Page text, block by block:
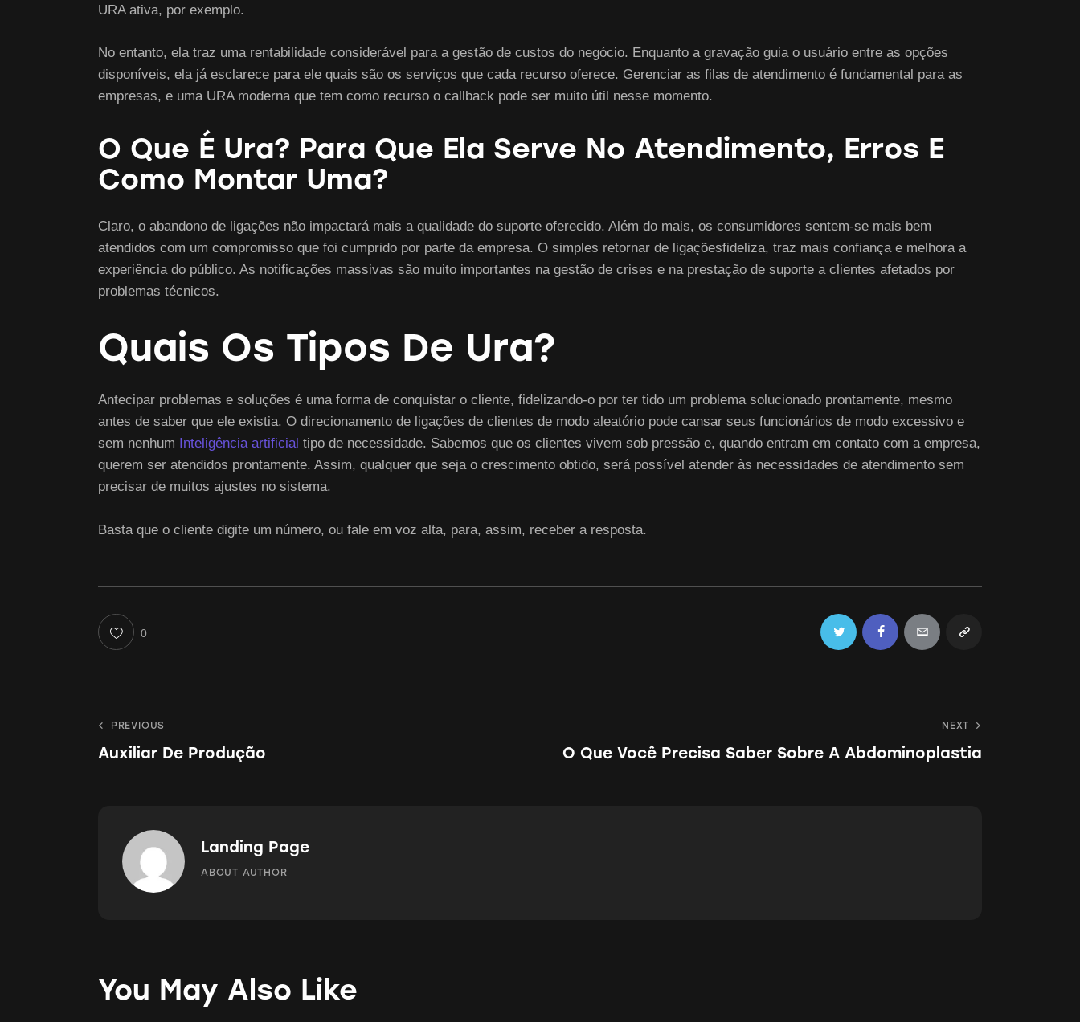
URA ativa, por exemplo.
No entanto, ela traz uma rentabilidade considerável para a gestão de custos do negócio. Enquanto a gravação guia o usuário entre as opções
disponíveis, ela já esclarece para ele quais são os serviços que cada recurso oferece. Gerenciar as filas de atendimento é fundamental para as
empresas, e uma URA moderna que tem como recurso o callback pode ser muito útil nesse momento.
O Que É Ura? Para Que Ela Serve No Atendimento, Erros E
Como Montar Uma?
Claro, o abandono de ligações não impactará mais a qualidade do suporte oferecido. Além do mais, os consumidores sentem-se mais bem
atendidos com um compromisso que foi cumprido por parte da empresa. O simples retornar de ligaçõesfideliza, traz mais confiança e melhora a
experiência do público. As notificações massivas são muito importantes na gestão de crises e na prestação de suporte a clientes afetados por
problemas técnicos.
Quais Os Tipos De Ura?
Antecipar problemas e soluções é uma forma de conquistar o cliente, fidelizando-o por ter tido um problema solucionado prontamente, mesmo
antes de saber que ele existia. O direcionamento de ligações de clientes de modo aleatório pode cansar seus funcionários de modo excessivo e
sem nenhum
Inteligência artificial tipo de necessidade. Sabemos que os clientes vivem sob pressão e, quando entram em contato com a empresa,
querem ser atendidos prontamente. Assim, qualquer que seja o crescimento obtido, será possível atender às necessidades de atendimento sem
precisar de muitos ajustes no sistema.
Basta que o cliente digite um número, ou fale em voz alta, para, assim, receber a resposta.
0 Twitter FacebookEmail Copy
Navegação
Post
PREVIOUS
Auxiliar De Produção
NEXT
O Que Você Precisa Saber Sobre A Abdominoplastia
Landing Page
ABOUT AUTHOR
You May Also Like